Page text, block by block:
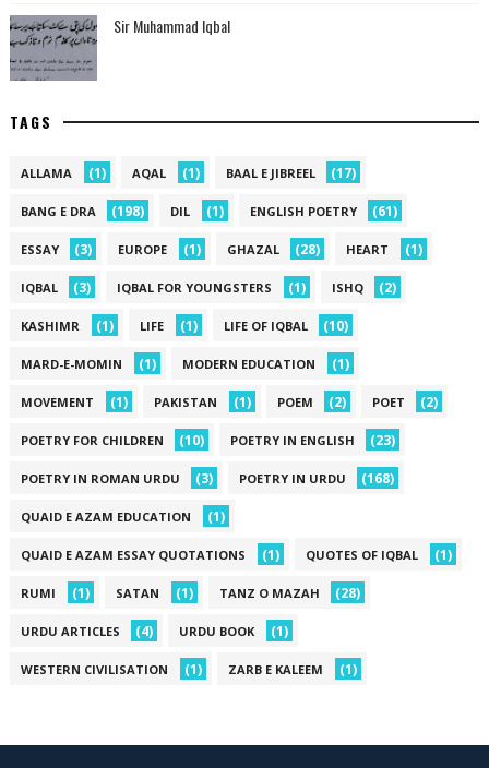
Sir Muhammad Iqbal
TAGS
ALLAMA (1) AQAL (1) BAAL E JIBREEL (17)
BANG E DRA (198) DIL (1) ENGLISH POETRY (61)
ESSAY (3) EUROPE (1) GHAZAL (28) HEART (1)
IQBAL (3) IQBAL FOR YOUNGSTERS (1) ISHQ (2)
KASHIMR (1) LIFE (1) LIFE OF IQBAL (10)
MARD-E-MOMIN (1) MODERN EDUCATION (1)
MOVEMENT (1) PAKISTAN (1) POEM (2) POET (2)
POETRY FOR CHILDREN (10) POETRY IN ENGLISH (23)
POETRY IN ROMAN URDU (3) POETRY IN URDU (168)
QUAID E AZAM EDUCATION (1)
QUAID E AZAM ESSAY QUOTATIONS (1) QUOTES OF IQBAL (1)
RUMI (1) SATAN (1) TANZ O MAZAH (28)
URDU ARTICLES (4) URDU BOOK (1)
WESTERN CIVILISATION (1) ZARB E KALEEM (1)